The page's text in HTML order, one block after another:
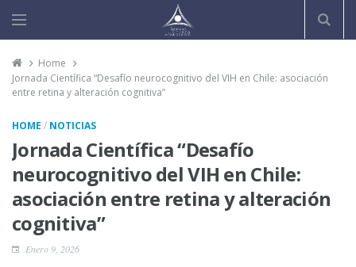
Home
Jornada Científica “Desafío neurocognitivo del VIH en Chile: asociación
entre retina y alteración cognitiva”
HOME / NOTICIAS
Jornada Científica “Desafío
neurocognitivo del VIH en Chile:
asociación entre retina y alteración
cognitiva”
Enero 9, 2026